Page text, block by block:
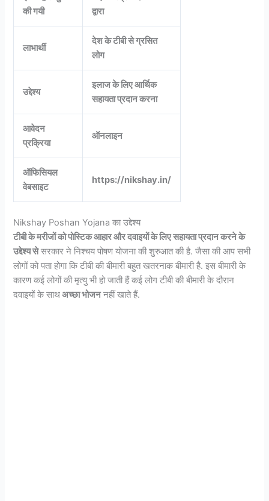
की गयी
द्वारा
लाभार्थी
देश के टीबी से ग्रसित
लोग
उद्देश्य
इलाज के लिए आर्थिक
सहायता प्रदान करना
आवेदन
प्रक्रिया
ऑनलाइन
ऑफिसियल
वेबसाइट
https://nikshay.in/
Nikshay Poshan Yojana का उद्देश्य
टीबी के मरीजों को पोस्टिक आहार और दवाइयों के लिए सहायता प्रदान करने के
उद्देश्य सेसरकार ने निश्चय पोषण योजना की शुरुआत की है. जैसा की आप सभी
लोगों को पता होगा कि टीबी की बीमारी बहुत खतरनाक बीमारी है. इस बीमारी के
कारण कई लोगों की मृत्यु भी हो जाती हैं कई लोग टीबी की बीमारी के दौरान
दवाइयों के साथअच्छा भोजननहीं खाते हैं.